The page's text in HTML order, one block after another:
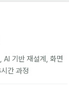
AI 기반 재설계, 화면
간 과정